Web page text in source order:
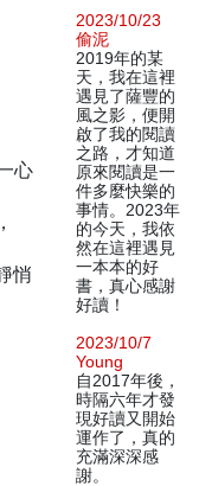
心
悄
2023/10/23
偷泥
2019年的某
天，我在這裡
遇見了薩豐的
風之影，便開
啟了我的閱讀
之路，才知道
原來閱讀是一
件多麼快樂的
事情。2023年
的今天，我依
然在這裡遇見
一本本的好
書，真心感謝
好讀！
2023/10/7
Young
自2017年後，
時隔六年才發
現好讀又開始
運作了，真的
充滿深深感
謝。